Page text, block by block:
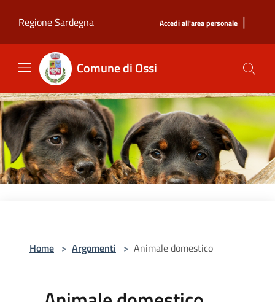
Regione Sardegna
Accedi all'area personale |
Comune di Ossi
Home > Argomenti > Animale domestico